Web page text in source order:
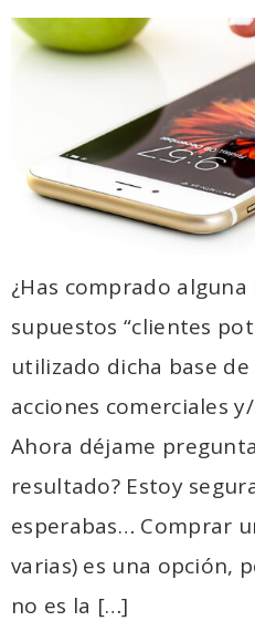
¿Has comprado
supuestos “clientes
utilizado dicha base
acciones comerciales
Ahora déjame
resultado? Estoy
esperabas… Comprar
varias) es una opción,
no es la […]